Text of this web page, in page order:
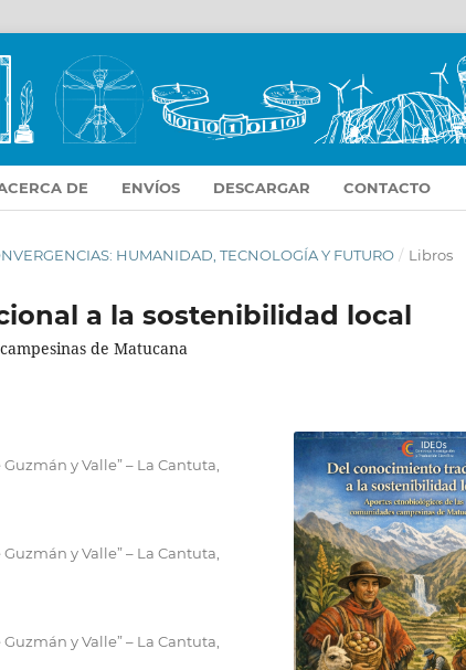
DE ENVÍOS DESCARGAR CONTACTO
HUMANIDAD, TECNOLOGÍA Y FUTURO / Libros
a la sostenibilidad local
de Matucana
y Valle” – La Cantuta,
y Valle” – La Cantuta,
y Valle” – La Cantuta,